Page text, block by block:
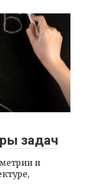
задач
и